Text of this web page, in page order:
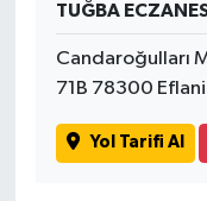
TUĞBA
Candaroğulları
71B 78300
Yol Tarifi Al